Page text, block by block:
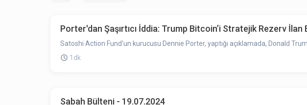
Porter'dan Şaşırtıcı İddia: Trump Bitcoin’i Stratejik Rezerv İlan
Satoshi Action Fund'un kurucusu Dennie Porter, yaptığı açıklamada, Donald
1dk
Sabah Bülteni - 19.07.2024